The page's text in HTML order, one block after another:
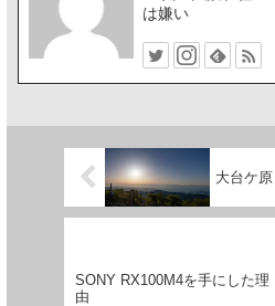
は嫌い
大台ケ
SONY RX100M4を手にした理
由